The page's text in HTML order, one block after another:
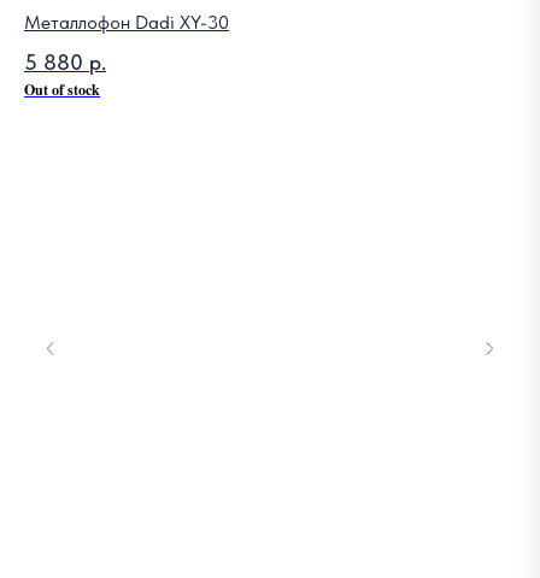
Металлофон Dadi XY-30
5 880 р.
Out of stock